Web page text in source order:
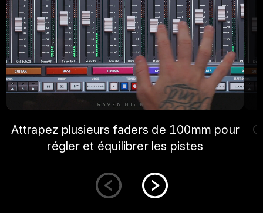
Attrapez plusieurs faders de 100mm pour
régler et équilibrer les pistes